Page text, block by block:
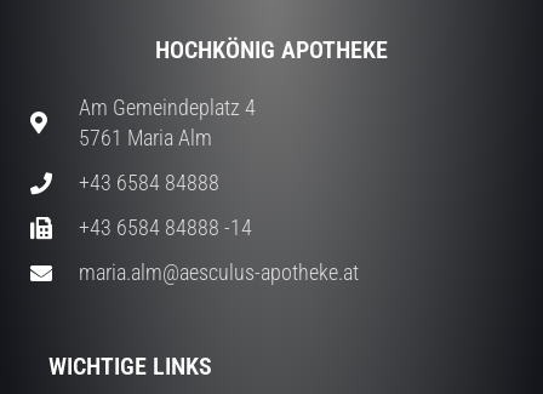
HOCHKÖNIG APOTHEKE
Am Gemeindeplatz 4
5761 Maria Alm
+43 6584 84888
+43 6584 84888 -14
maria.alm@aesculus-apotheke.at
WICHTIGE LINKS